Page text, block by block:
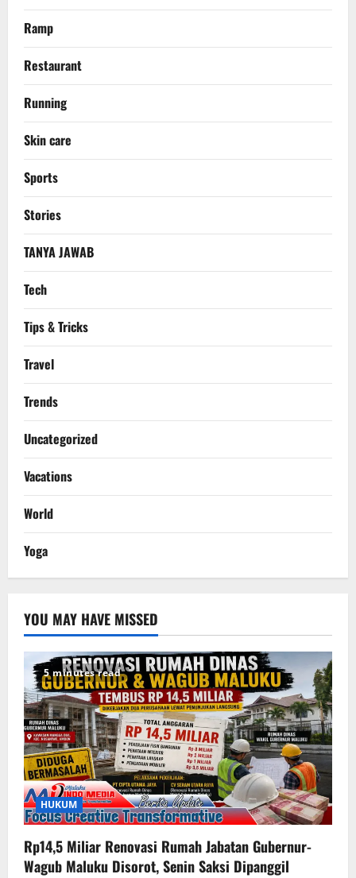
Ramp
Restaurant
Running
Skin care
Sports
Stories
TANYA JAWAB
Tech
Tips & Tricks
Travel
Trends
Uncategorized
Vacations
World
Yoga
YOU MAY HAVE MISSED
5 minutes read
HUKUM
Rp14,5 Miliar Renovasi Rumah Jabatan Gubernur-
Wagub Maluku Disorot, Senin Saksi Dipanggil